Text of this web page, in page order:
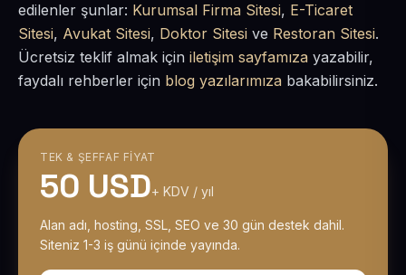
edilenler şunlar: Kurumsal Firma Sitesi, E-Ticaret
Sitesi, Avukat Sitesi, Doktor Sitesi ve Restoran Sitesi.
Ücretsiz teklif almak için iletişim sayfamıza yazabilir,
faydalı rehberler için blog yazılarımıza bakabilirsiniz.
TEK & ŞEFFAF FIYAT
50 USD+ KDV / yıl
Alan adı, hosting, SSL, SEO ve 30 gün destek dahil.
Siteniz 1-3 iş günü içinde yayında.